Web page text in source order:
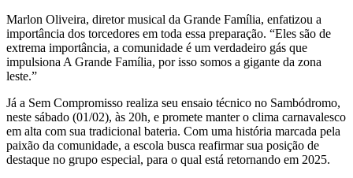
Marlon Oliveira, diretor musical da Grande Família, enfatizou a
importância dos torcedores em toda essa preparação. “Eles são de
extrema importância, a comunidade é um verdadeiro gás que
impulsiona A Grande Família, por isso somos a gigante da zona
leste.”
Já a Sem Compromisso realiza seu ensaio técnico no Sambódromo,
neste sábado (01/02), às 20h, e promete manter o clima carnavalesco
em alta com sua tradicional bateria. Com uma história marcada pela
paixão da comunidade, a escola busca reafirmar sua posição de
destaque no grupo especial, para o qual está retornando em 2025.